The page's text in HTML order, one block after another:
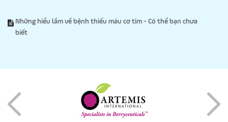
Những hiểu lầm về bệnh thiếu máu cơ tim - Có thể bạn chưa
biết